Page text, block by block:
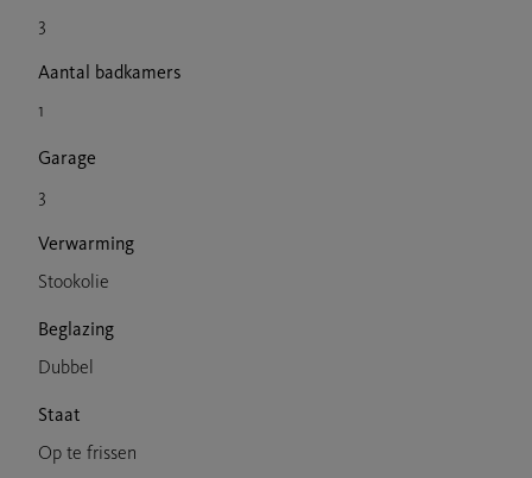
3
Aantal badkamers
1
Garage
3
Verwarming
Stookolie
Beglazing
Dubbel
Staat
Op te frissen